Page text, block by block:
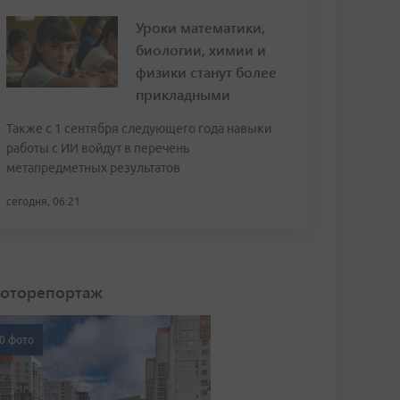
Уроки математики,
биологии, химии и
физики станут более
прикладными
Также с 1 сентября следующего года навыки
работы с ИИ войдут в перечень
метапредметных результатов
сегодня, 06:21
фото